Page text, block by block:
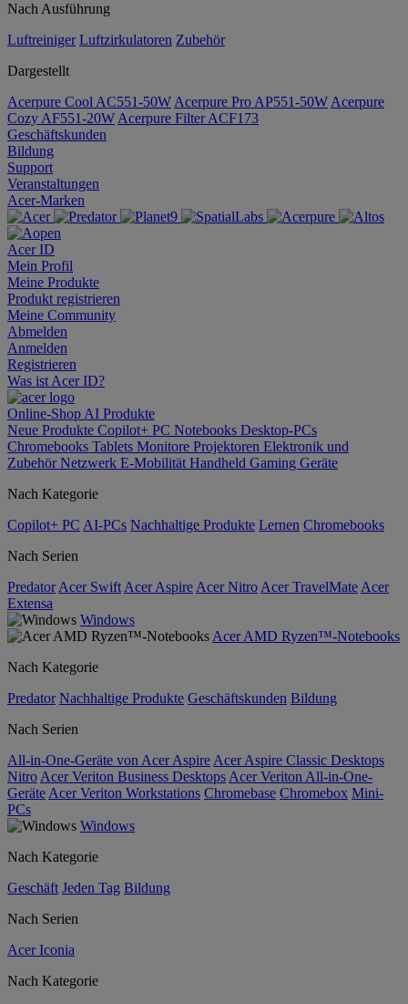
Nach Ausführung
Luftreiniger Luftzirkulatoren Zubehör
Dargestellt
Acerpure Cool AC551-50W Acerpure Pro AP551-50W Acerpure
Cozy AF551-20W Acerpure Filter ACF173
Geschäftskunden
Bildung
Support
Veranstaltungen
Acer-Marken
Acer ID
Mein Profil
Meine Produkte
Produkt registrieren
Meine Community
Abmelden
Anmelden
Registrieren
Was ist Acer ID?
Online-Shop AI Produkte
Neue Produkte Copilot+ PC Notebooks Desktop-PCs
Chromebooks Tablets Monitore Projektoren Elektronik und
ZubehörNetzwerk E-Mobilität Handheld Gaming Geräte
Nach Kategorie
Copilot+ PC AI-PCs Nachhaltige Produkte Lernen Chromebooks
Nach Serien
Predator Acer Swift Acer Aspire Acer Nitro Acer TravelMate Acer
Extensa
Windows
Acer AMD Ryzen™-Notebooks
Nach Kategorie
Predator Nachhaltige Produkte Geschäftskunden Bildung
Nach Serien
All-in-One-Geräte von Acer Aspire Acer Aspire Classic Desktops
Nitro Acer Veriton Business Desktops Acer Veriton All-in-One-
Geräte Acer Veriton Workstations Chromebase Chromebox Mini-
PCs
Windows
Nach Kategorie
Geschäft Jeden Tag Bildung
Nach Serien
Acer Iconia
Nach Kategorie